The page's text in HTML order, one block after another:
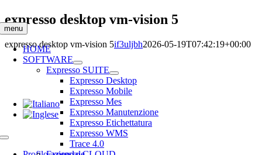
Salta
al
contenuto
menu
HOME
SOFTWARE
Expresso SUITE
Expresso Desktop
Expresso Mobile
Expresso Mes
Expresso Manutenzione
Expresso Etichettatura
Expresso WMS
Trace 4.0
expresso desktop vm-vision 5
expresso desktop vm-vision 5if3uljbh2026-05-19T07:42:19+00:00
Toggle
Navigation